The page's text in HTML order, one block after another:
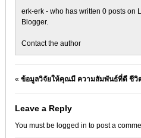
erk-erk - who has written 0 posts on
Blogger.
Contact the author
« ข้อมูลวิจัยให้คุณมี ความสัมพันธ์ที่ดี ชีวิ
Leave a Reply
You must be logged in to post a